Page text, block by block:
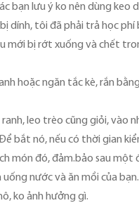
bạn lưu ý ko nên dùng
dính, tôi đã phải trả học
mới bị rớt xuống và chết
hoặc ngăn tắc kè, rắn
ranh, leo trèo cũng giỏi,
bắt nó, nếu có thời gian
món đó, đảm.bảo sau
nước và ăn mồi của
ko ảnh hưởng gì.